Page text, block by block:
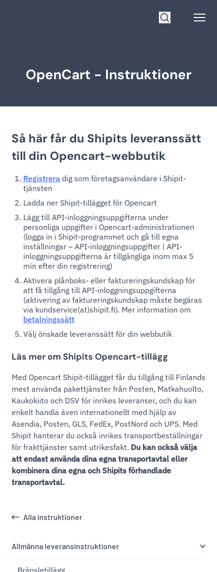
OpenCart - Instruktioner
Alla instruktioner
Allmänna leveransinstruktioner
Bränsletillägg
Så här får du Shipits leveranssätt
till din Opencart-webbutik
Registrera dig som företagsanvändare i Shipit-
tjänsten
Ladda ner Shipit-tillägget för Opencart
Lägg till API-inloggningsuppgifterna under
personliga uppgifter i Opencart-administrationen
(logga in i Shipit-programmet och gå till egna
inställningar – API-inloggningsuppgifter | API-
inloggningsuppgifterna är tillgängliga inom max 5
min efter din registrering)
Aktivera plånboks- eller faktureringskundskap för
att få tillgång till API-inloggningsuppgifterna
(aktivering av faktureringskundskap måste begäras
via kundservice(at)shipit.fi). Mer information om
betalningssätt
Välj önskade leveranssätt för din webbutik
Läs mer om Shipits Opencart-tillägg
Med Opencart Shipit-tillägget får du tillgång till Finlands
mest använda pakettjänster från Posten, Matkahuolto,
Kaukokiito och DSV för inrikes leveranser, och du kan
enkelt handla även internationellt med hjälp av
Asendia, Posten, GLS, FedEx, PostNord och UPS. Med
Shipit hanterar du också inrikes transportbeställningar
för frakttjänster samt utrikesfakt. Du kan också välja
att endast använda dina egna transportavtal eller
kombinera dina egna och Shipits förhandlade
transportavtal.